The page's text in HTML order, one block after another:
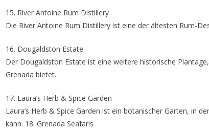
15. River Antoine Rum Distillery
Die River Antoine Rum Distillery ist eine der ältesten Rum-
16. Dougaldston Estate
Der Dougaldston Estate ist eine weitere historische
Grenada bietet.
17. Laura’s Herb & Spice Garden
Laura’s Herb & Spice Garden ist ein botanischer Garten, in
kann. 18. Grenada Seafaris